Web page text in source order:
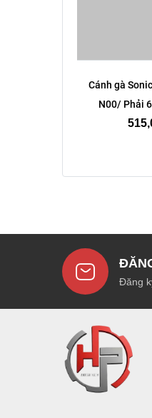
Cánh gà
N00/ Phải
Đăng